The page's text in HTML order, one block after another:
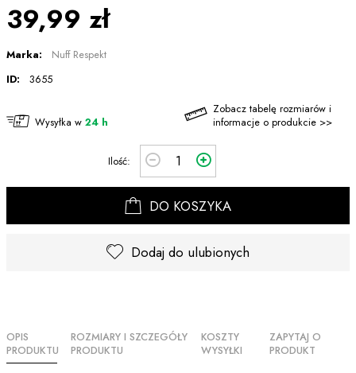
39,99 zł
Marka:
Nuff Respekt
ID:
3655
Wysyłka w 24 h
Zobacz tabelę rozmiarów i
informacje o produkcie >>
Ilość:
DO KOSZYKA
Dodaj do ulubionych
OPIS
PRODUKTU
ROZMIARY I SZCZEGÓŁY
PRODUKTU
KOSZTY
WYSYŁKI
ZAPYTAJ O
PRODUKT